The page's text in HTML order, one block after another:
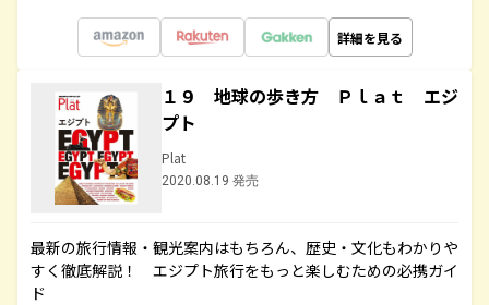
詳細を見る
１９ 地球の歩き方 Ｐｌａｔ エジ
プト
Plat
2020.08.19 発売
最新の旅行情報・観光案内はもちろん、歴史・文化もわかりや
すく徹底解説！ エジプト旅行をもっと楽しむための必携ガイ
ド